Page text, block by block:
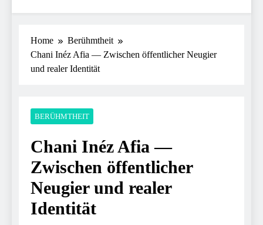
Home
Berühmtheit
Chani Inéz Afia — Zwischen öffentlicher Neugier
und realer Identität
BERÜHMTHEIT
Chani Inéz Afia —
Zwischen öffentlicher
Neugier und realer
Identität